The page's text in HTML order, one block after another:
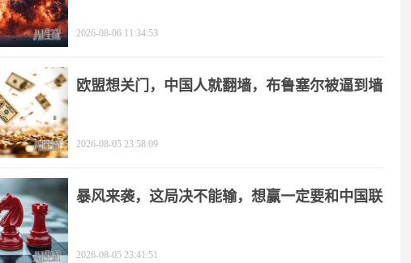
2026-08-06 11:34:53
欧盟想关门，中国人就翻墙，布鲁塞尔被逼到墙
2026-08-05 23:58:09
暴风来袭，这局决不能输，想赢一定要和中国联
2026-08-05 23:41:51